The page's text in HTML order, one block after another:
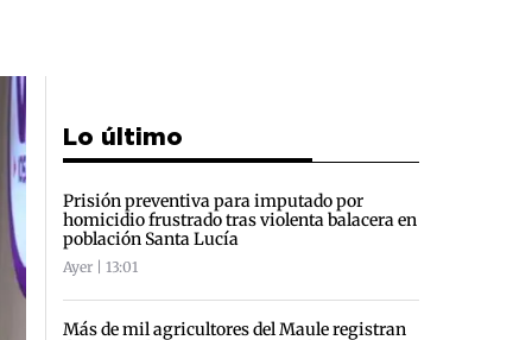
Lo último
Prisión preventiva para imputado por
homicidio frustrado tras violenta balacera en
población Santa Lucía
Ayer | 13:01
Más de mil agricultores del Maule registran